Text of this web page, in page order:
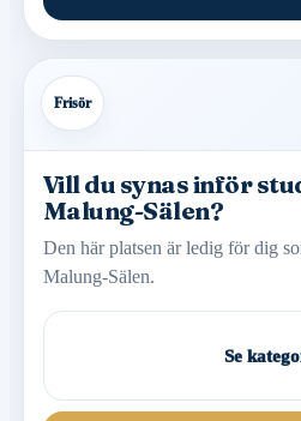
Frisör
Vill du synas inför
Malung-Sälen?
Den här platsen är ledig för dig
Malung-Sälen.
Se